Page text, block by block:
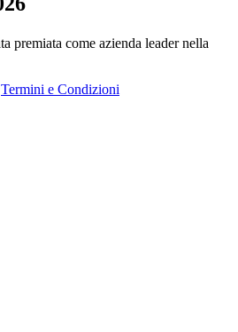
premiata come azienda leader nella
Termini e Condizioni